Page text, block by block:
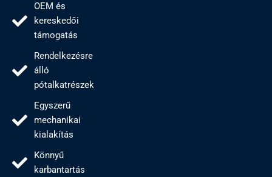
OEM és
kereskedői
támogatás
Rendelkezésre
álló
pótalkatrészek
Egyszerű
mechanikai
kialakítás
Könnyű
karbantartás